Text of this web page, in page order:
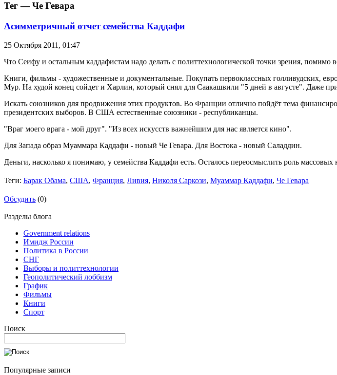
Тег — Че Гевара
Асимметричный отчет семейства Каддафи
25 Октября 2011, 01:47
Что Сеифу и остальным каддафистам надо делать с политтехнологической точки зрения, помимо
Книги, фильмы - художественные и документальные. Покупать первоклассных голливудских,
Мур. На худой конец сойдет и Харлин, который снял для Саакашвили "5 дней в августе". Даже
Искать союзников для продвижения этих продуктов. Во Франции отлично пойдёт тема
президентских выборов. В США естественные союзники - республиканцы.
"Враг моего врага - мой друг". "Из всех искусств важнейшим для нас является кино".
Для Запада образ Муаммара Каддафи - новый Че Гевара. Для Востока - новый Саладдин.
Деньги, насколько я понимаю, у семейства Каддафи есть. Осталось переосмыслить роль
Теги: Барак Обама, США, Франция, Ливия, Николя Саркози, Муаммар Каддафи, Че Гевара
Обсудить (0)
Разделы блога
Government relations
Имидж России
Политика в России
СНГ
Выборы и политтехнологии
Геополитический лоббизм
График
Фильмы
Книги
Спорт
Поиск
Популярные записи